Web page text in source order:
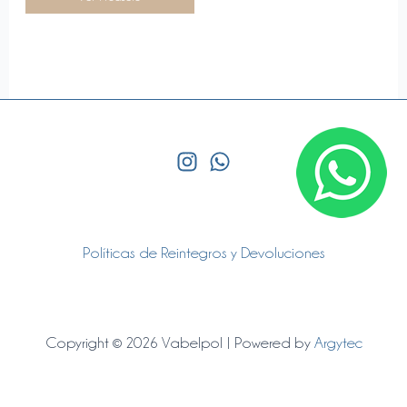
se
la
Políticas de Reintegros y Devoluciones
Copyright © 2026 Vabelpol | Powered by Argytec